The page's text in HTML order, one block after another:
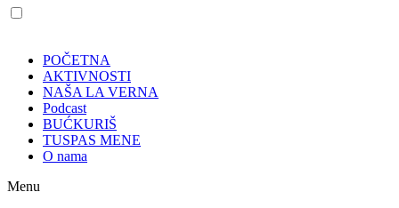
POČETNA
AKTIVNOSTI
NAŠA LA VERNA
Podcast
BUĆKURIŠ
TUSPAS MENE
O nama
Menu